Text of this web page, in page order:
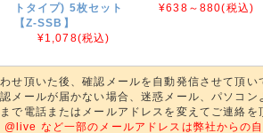
トタイプ) 5枚セット
【Z-SSB】
¥1,078(税込)
¥638～880(税込)
せ頂いた後、確認メールを自動発信させて頂い
メールが届かない場合、迷惑メール、パソコン
で電話またはメールアドレスを変えてご連絡を
など一部のメールアドレスは弊社からの